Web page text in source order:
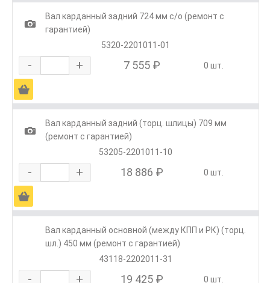
1
Вал карданный задний 724 мм с/о (ремонт с
гарантией)
5320-2201011-01
- + 7 555 ₽ 0 шт.
Ä
1
Вал карданный задний (торц. шлицы) 709 мм
(ремонт с гарантией)
53205-2201011-10
- + 18 886 ₽ 0 шт.
Ä
Вал карданный основной (между КПП и РК) (торц.
шл.) 450 мм (ремонт с гарантией)
43118-2202011-31
- + 19 425 ₽ 0 шт.